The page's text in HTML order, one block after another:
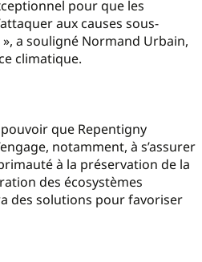
pour que les
aux causes sous-
a souligné Normand Urbain,
climatique.
que Repentigny
notamment, à s’assurer
à la préservation de la
des écosystèmes
des solutions pour favoriser